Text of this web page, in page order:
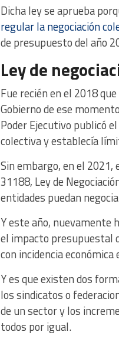
Dicha ley se aprueba
regular la negociación
de presupuesto del año
Ley de
Fue recién en el 2018
Gobierno de ese
Poder Ejecutivo publicó
colectiva y establecía
Sin embargo, en el 2021,
31188, Ley de
entidades puedan
Y este año, nuevamente
el impacto presupuestal
con incidencia
Y es que existen dos
los sindicatos o
de un sector y los
todos por igual.